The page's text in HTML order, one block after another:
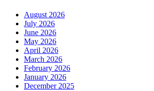
August 2026
July 2026
June 2026
May 2026
April 2026
March 2026
February 2026
January 2026
December 2025